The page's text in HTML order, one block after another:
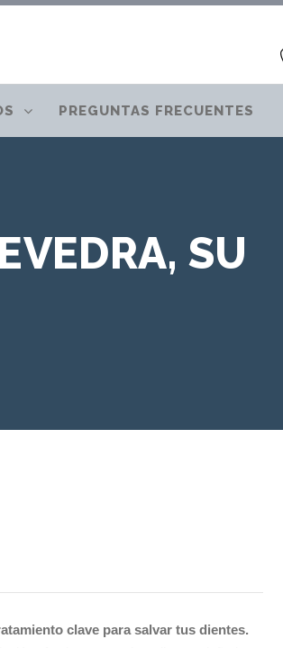
PREGUNTAS FRECUENTES
SU
clave para salvar tus dientes.